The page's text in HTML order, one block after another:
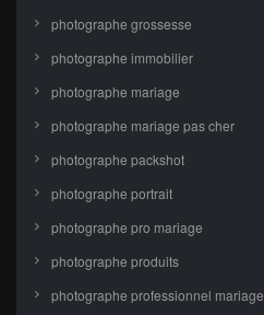
photographe grossesse
photographe immobilier
photographe mariage
photographe mariage pas cher
photographe packshot
photographe portrait
photographe pro mariage
photographe produits
photographe professionnel mariage